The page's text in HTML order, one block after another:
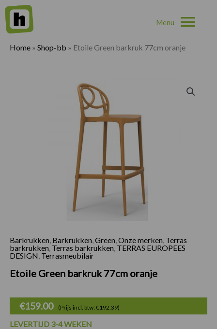
Home » Shop-bb » Etoile Green barkruk 77cm oranje
Barkrukken Barkrukken Green Onze merken Terras
barkrukken Terras barkrukken TERRAS EUROPEES
DESIGN Terrasmeubilair
Etoile Green barkruk 77cm oranje
€159.00 (Prijs incl. btw: €192,39)
LEVERTIJD 3-4 WEKEN
Etoile Green